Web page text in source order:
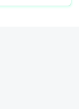
bo‘ladi